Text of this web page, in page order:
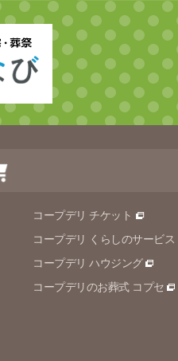
コープデリ チケット
コープデリ くらしのサービス
コープデリ ハウジング
コープデリのお葬式 コプセ